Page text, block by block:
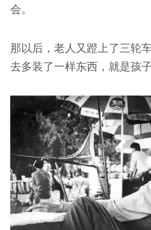
会。
那以后，老人又蹬上了三轮
去多装了一样东西，就是孩